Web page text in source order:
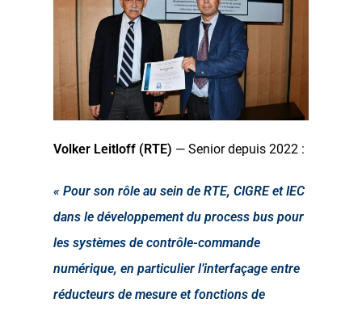
Volker Leitloff (RTE) — Senior depuis 2022 :
« Pour son rôle au sein de RTE, CIGRE et IEC
dans le développement du process bus pour
les systèmes de contrôle-commande
numérique, en particulier l’interfaçage entre
réducteurs de mesure et fonctions de